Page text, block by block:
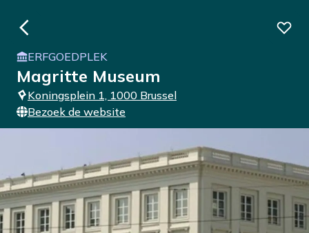
ERFGOEDPLEK
Magritte Museum
Koningsplein 1, 1000 Brussel
Bezoek de website